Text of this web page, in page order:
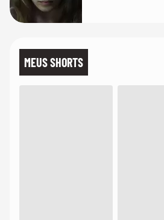
MEUS SHORTS